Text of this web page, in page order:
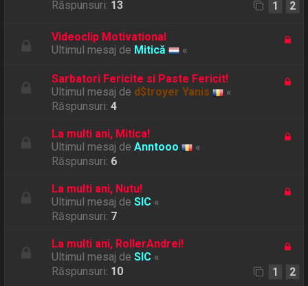
Răspunsuri: 13 1 2
Videoclip Motivational
Ultimul mesaj de Mitică «
Sarbatori Fericite si Paste Fericit!
Ultimul mesaj de d$troyer Yanis
«
Răspunsuri:4
La multi ani, Mitica!
Ultimul mesaj deAnntooo
«
Răspunsuri: 6
La multi ani, Nutu!
Ultimul mesaj deSIC «
Răspunsuri: 7
La multi ani, RollerAndrei!
Ultimul mesaj deSIC «
Răspunsuri: 10 1 2